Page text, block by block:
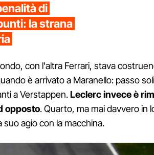
di
la strana
con l'altra Ferrari, stava
è arrivato a Maranello: passo
a Verstappen.Leclerc invece è
opposto. Quarto, ma mai davvero in
suo agio con la macchina.